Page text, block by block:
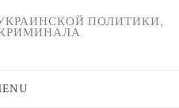
ПОЛИТИКИ,